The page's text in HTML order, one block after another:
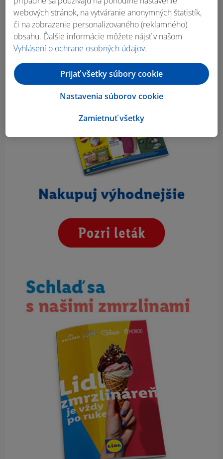
webových stránok, na vytváranie anonymných štatistík,
či na zobrazenie personalizovaného (reklamného)
obsahu. Ďalšie informácie môžete nájsť v našom
Vyhlásení o ochrane osobných údajov.
Zamietnuť všetky
Nastavenia súborov cookie
Prijať všetky súbory cookie